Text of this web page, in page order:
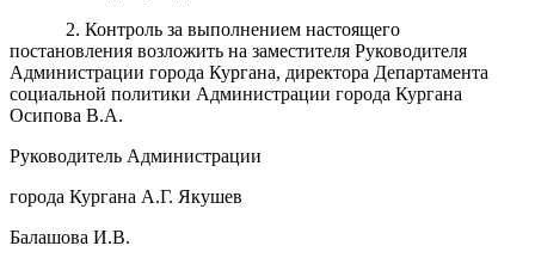
2. Контроль за выполнением настоящего
постановления возложить на заместителя Руководителя
Администрации города Кургана, директора Департамента
социальной политики Администрации города Кургана
Осипова В.А.
Руководитель Администрации
города Кургана А.Г. Якушев
Балашова И.В.